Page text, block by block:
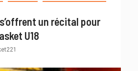
un récital pour
U18